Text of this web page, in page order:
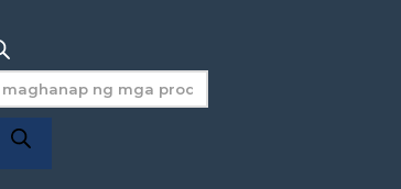
Paghahanap
mga